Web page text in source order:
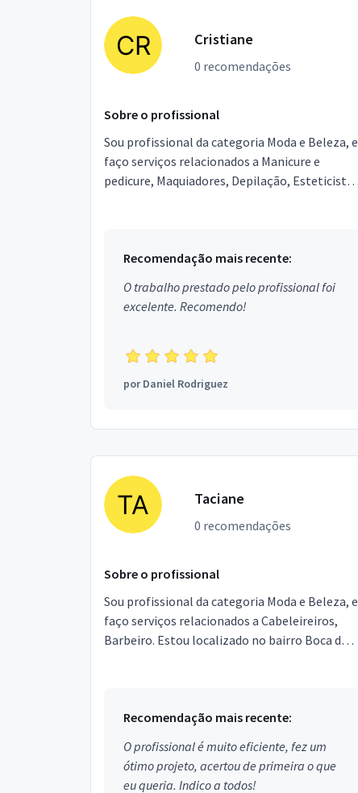
Cristiane
0 recomendações
Sobre o profissional
Sou profissional da categoria Moda e Beleza, e
faço serviços relacionados a Manicure e
pedicure, Maquiadores, Depilação, Esteticista,
Recomendação mais recente:
O trabalho prestado pelo profissional foi
excelente. Recomendo!
porDaniel Rodriguez
Taciane
0 recomendações
Sobre o profissional
Sou profissional da categoria Moda e Beleza, e
faço serviços relacionados a Cabeleireiros,
Barbeiro. Estou localizado no bairro Boca do
Recomendação mais recente:
O profissional é muito eficiente, fez um
ótimo projeto, acertou de primeira o que
eu queria. Indico a todos!